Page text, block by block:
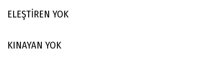
ELEŞTİREN YOK
KINAYAN YOK